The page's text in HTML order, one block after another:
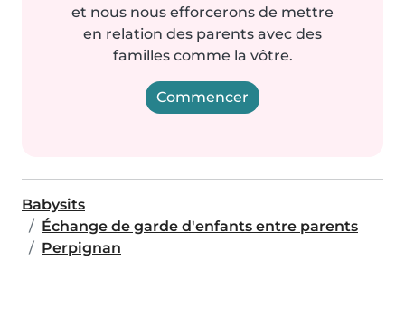
et nous nous efforcerons de mettre
en relation des parents avec des
familles comme la vôtre.
Commencer
Babysits
Échange de garde d'enfants entre parents
Perpignan